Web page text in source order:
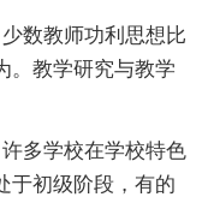
数教师功利思想比
。教学研究与教学
多学校在学校特色
于初级阶段，有的